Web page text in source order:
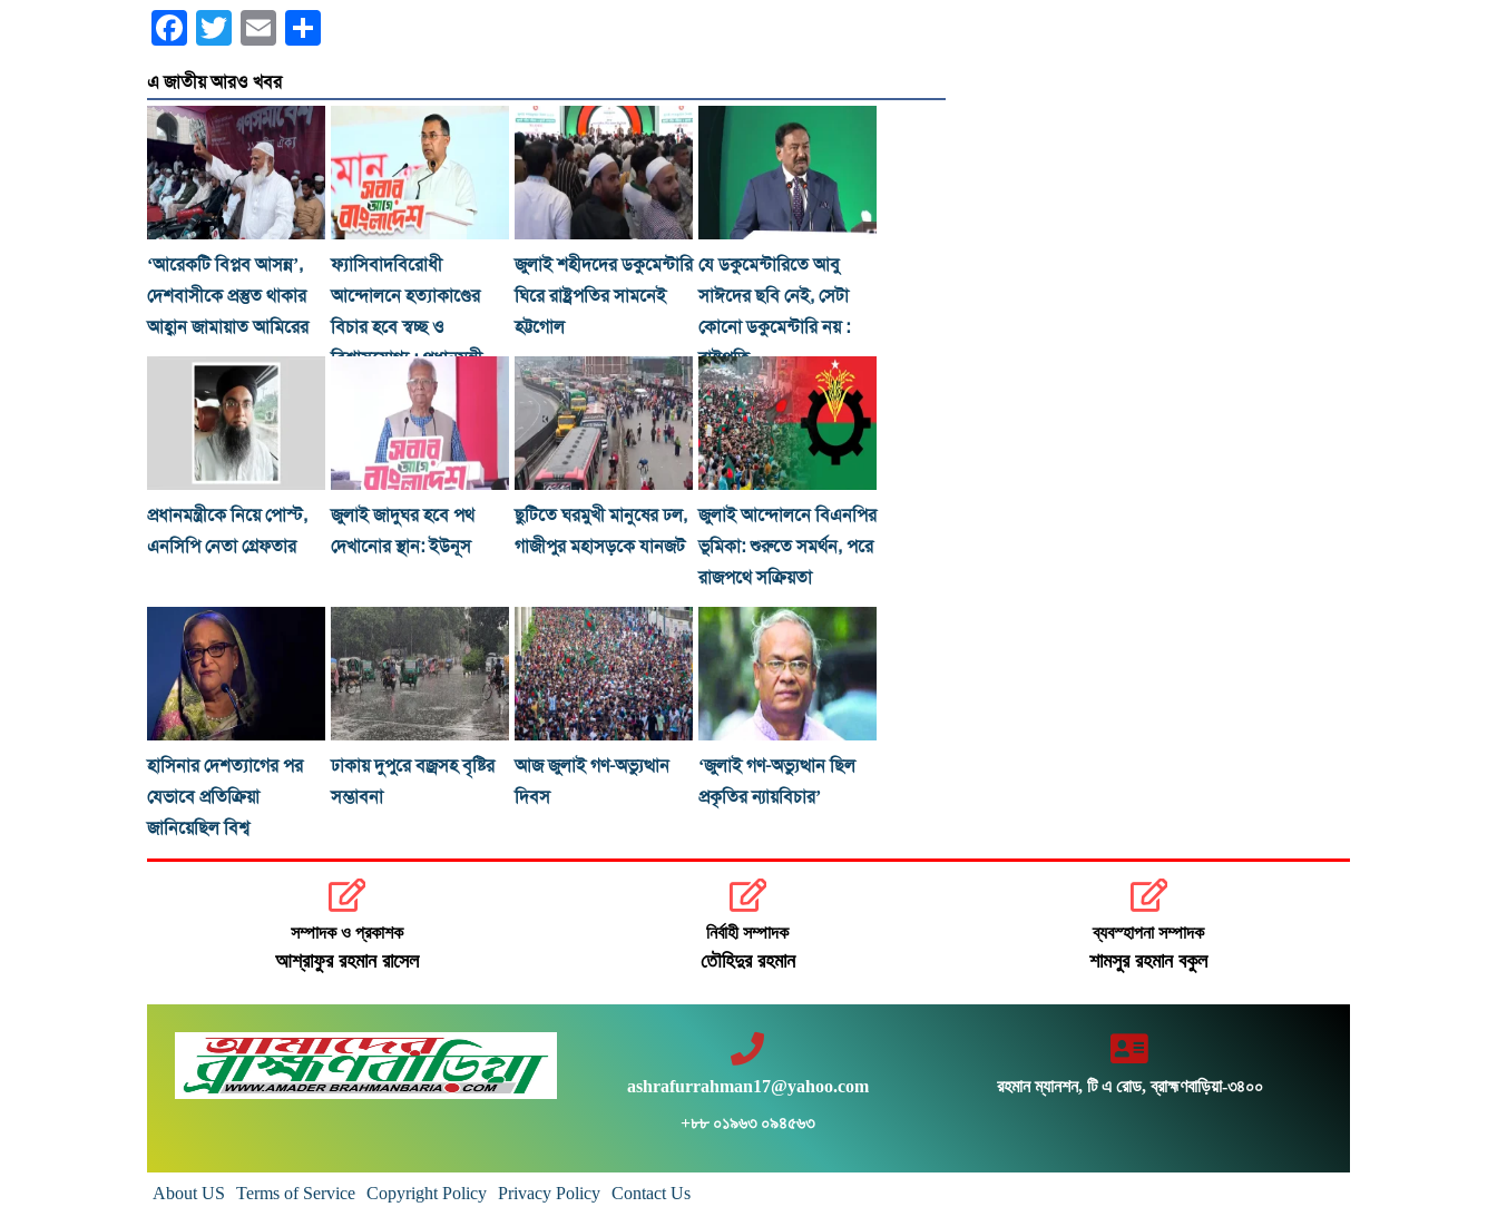
Facebook
Twitter Email
এ জাতীয় আরও খবর
‘আরেকটি বিপ্লব আসন্ন’,
দেশবাসীকে প্রস্তুত থাকার
আহ্বান জামায়াত আমিরের
ফ্যাসিবাদবিরোধী
আন্দোলনে হত্যাকাণ্ডের
বিচার হবে স্বচ্ছ ও
বিশ্বাসযোগ্য : প্রধানমন্ত্রী
জুলাই শহীদদের ডকুমেন্টারি
ঘিরে রাষ্ট্রপতির সামনেই
হট্টগোল
যে ডকুমেন্টারিতে আবু
সাঈদের ছবি নেই, সেটা
কোনো ডকুমেন্টারি নয় :
রাষ্ট্রপতি
প্রধানমন্ত্রীকে নিয়ে পোস্ট,
এনসিপি নেতা গ্রেফতার
জুলাই জাদুঘর হবে পথ
দেখানোর স্থান: ইউনূস
ছুটিতে ঘরমুখী মানুষের ঢল,
গাজীপুর মহাসড়কে যানজট
জুলাই আন্দোলনে বিএনপির
ভূমিকা: শুরুতে সমর্থন, পরে
রাজপথে সক্রিয়তা
হাসিনার দেশত্যাগের পর
যেভাবে প্রতিক্রিয়া
জানিয়েছিল বিশ্ব
ঢাকায় দুপুরে বজ্রসহ বৃষ্টির
সম্ভাবনা
আজ জুলাই গণ-অভ্যুত্থান
দিবস
‘জুলাই গণ-অভ্যুত্থান ছিল
প্রকৃতির ন্যায়বিচার’
ঢামেকে ৩ ঘন্টা অবরুদ্ধ: শান্তা ফারজানাসহ
৬ জন পুলিশ হেফাজতে
সম্পাদক ও প্রকাশক
আশ্রাফুর রহমান রাসেল
নির্বাহী সম্পাদক
তৌহিদুর রহমান
ব্যবস্হাপনা সম্পাদক
শামসুর রহমান বকুল
ashrafurrahman17@yahoo.com
+৮৮ ০১৯৬৩ ০৯৪৫৬৩
রহমান ম্যানশন, টি এ রোড, ব্রাহ্মণবাড়িয়া-৩৪০০
About US Terms of Service Copyright Policy Privacy Policy Contact Us